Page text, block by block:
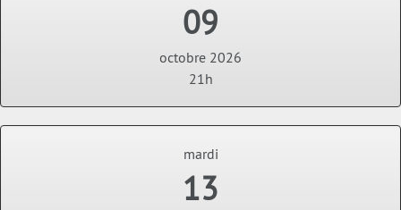
09
octobre 2026
21h
mardi
13